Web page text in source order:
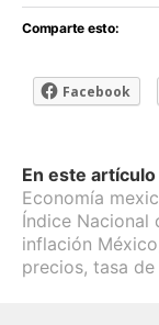
Comparte esto:
Facebook
En este artículo
Economía
Índice Nacional
inflación México
precios, tasa